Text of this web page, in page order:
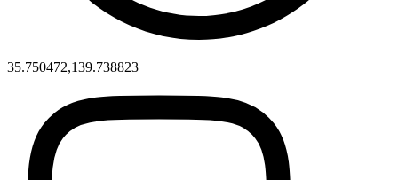
35.750472,139.738823